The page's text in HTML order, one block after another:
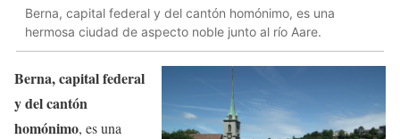
Berna, capital federal y del cantón homónimo, es una
hermosa ciudad de aspecto noble junto al río Aare.
Berna, capital federal
y del cantón
homónimo, es una